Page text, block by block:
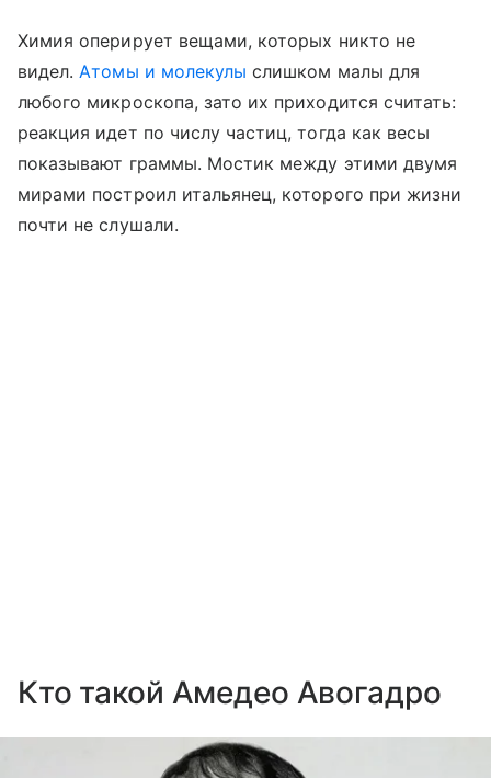
Химия оперирует вещами, которых никто не
видел.Атомы и молекулы слишком малы для
любого микроскопа, зато их приходится считать:
реакция идет по числу частиц, тогда как весы
показывают граммы. Мостик между этими двумя
мирами построил итальянец, которого при жизни
почти не слушали.
Кто такой Амедео Авогадро